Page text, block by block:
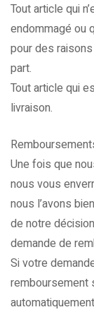
Tout article qui
endommagé ou
pour des
part.
Tout article qui
livraison.
Une fois que
nous vous
nous l’avons
de notre
demande de
Si votre
remboursement